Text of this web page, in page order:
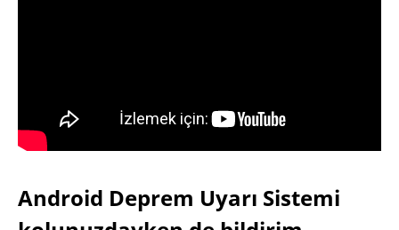
Android Deprem Uyarı Sistemi